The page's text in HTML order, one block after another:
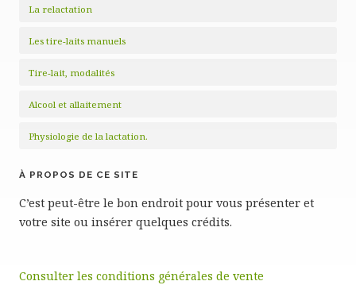
La relactation
Les tire-laits manuels
Tire-lait, modalités
Alcool et allaitement
Physiologie de la lactation.
À PROPOS DE CE SITE
C’est peut-être le bon endroit pour vous présenter et
votre site ou insérer quelques crédits.
Consulter les conditions générales de vente